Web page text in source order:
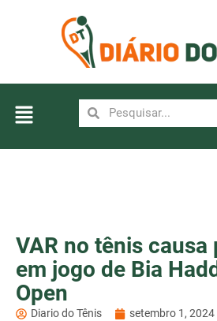
VAR no tênis causa
em jogo de Bia
Open
Diario do Tênis setembro 1, 2024